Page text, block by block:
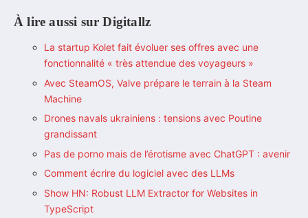
À lire aussi sur Digitallz
La startup Kolet fait évoluer ses offres avec une
fonctionnalité « très attendue des voyageurs »
Avec SteamOS, Valve prépare le terrain à la Steam
Machine
Drones navals ukrainiens : tensions avec Poutine
grandissant
Pas de porno mais de l’érotisme avec ChatGPT : avenir
Comment écrire du logiciel avec des LLMs
Show HN: Robust LLM Extractor for Websites in
TypeScript